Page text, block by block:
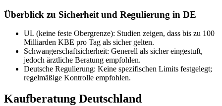
Überblick zu Sicherheit und Regulierung in DE
UL (keine feste Obergrenze): Studien zeigen, dass bis zu 100
Milliarden KBE pro Tag als sicher gelten.
Schwangerschaftsicherheit: Generell als sicher eingestuft,
jedoch ärztliche Beratung empfohlen.
Deutsche Regulierung: Keine spezifischen Limits festgelegt;
regelmäßige Kontrolle empfohlen.
Kaufberatung Deutschland